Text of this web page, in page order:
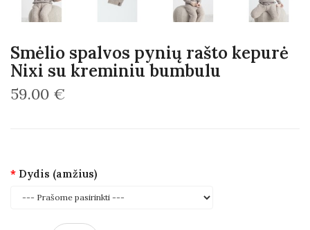
Smėlio spalvos pynių rašto kepurė
Nixi su kreminiu bumbulu
59.00 €
Dydis (amžius)